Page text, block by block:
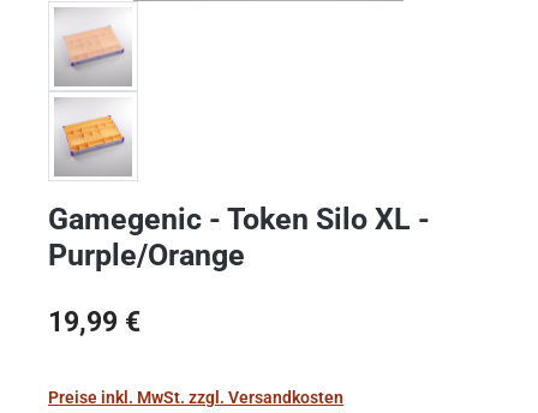
Gamegenic - Token Silo XL -
Purple/Orange
Regulärer Preis:
19,99 €
Preise inkl. MwSt. zzgl. Versandkosten